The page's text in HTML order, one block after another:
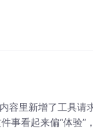
容里新增了工具请
事看起来偏“体验”